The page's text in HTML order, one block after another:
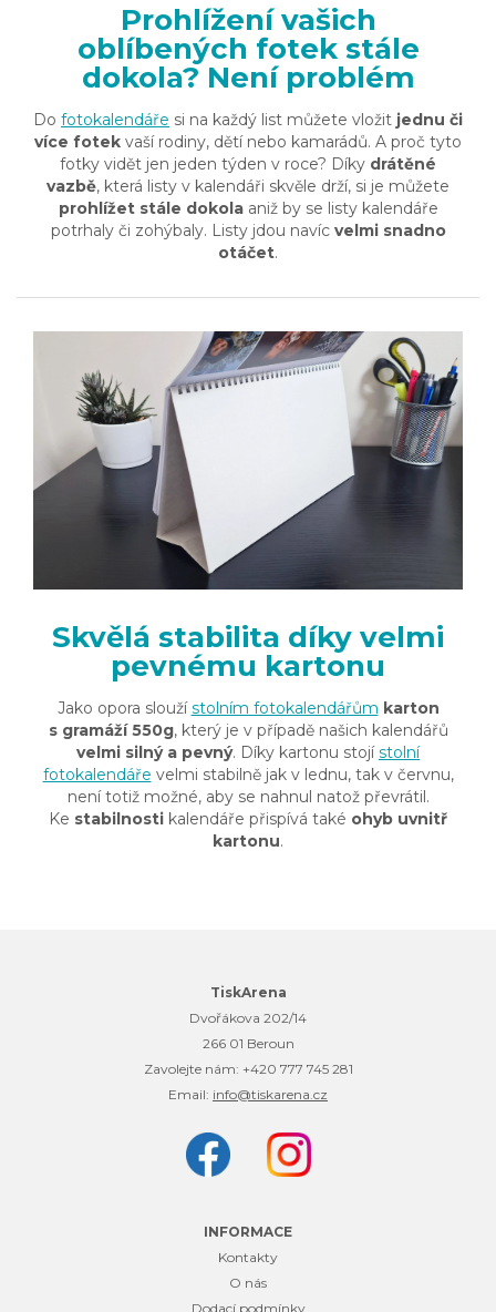
Prohlížení vašich
oblíbených fotek stále
dokola? Není problém
Do fotokalendáře si na každý list můžete vložit jednu či
více fotek vaší rodiny, dětí nebo kamarádů. A proč tyto
fotky vidět jen jeden týden v roce? Díky drátěné
vazbě, která listy v kalendáři skvěle drží, si je můžete
prohlížet stále dokolaaniž by se listy kalendáře
potrhaly či zohýbaly. Listy jdou navíc velmi snadno
otáčet.
Skvělá stabilita díky velmi
pevnému kartonu
Jako opora sloužístolním fotokalendářům karton
s gramáží 550g, který je v případě našich kalendářů
velmi silný a pevný. Díky kartonu stojístolní
fotokalendáře velmi stabilně jak v lednu, tak v červnu,
není totiž možné, aby se nahnul natož převrátil.
Ke stabilnosti kalendáře přispívá také ohyb uvnitř
kartonu.
TiskArena
Dvořákova 202/14
266 01 Beroun
Zavolejte nám: +420 777 745 281
Email: info@tiskarena.cz
INFORMACE
Kontakty
O nás
Dodací podmínky